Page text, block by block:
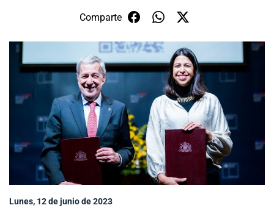
Subsecretaría de Relaciones Económicas
Internacionales
Sala de prensa
modo claro
Comparte
Lunes, 12 de junio de 2023